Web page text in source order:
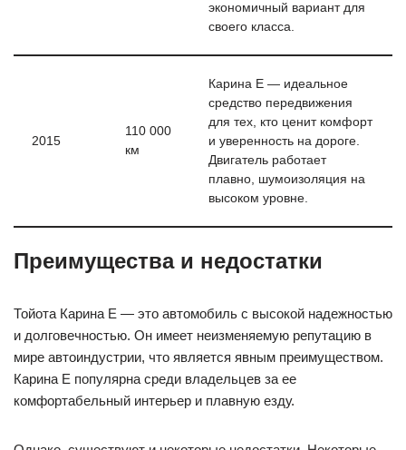
экономичный вариант для
своего класса.
2015
110 000
км
Карина Е — идеальное
средство передвижения
для тех, кто ценит комфорт
и уверенность на дороге.
Двигатель работает
плавно, шумоизоляция на
высоком уровне.
Преимущества и недостатки
Тойота Карина Е — это автомобиль с высокой надежностью
и долговечностью. Он имеет неизменяемую репутацию в
мире автоиндустрии, что является явным преимуществом.
Карина Е популярна среди владельцев за ее
комфортабельный интерьер и плавную езду.